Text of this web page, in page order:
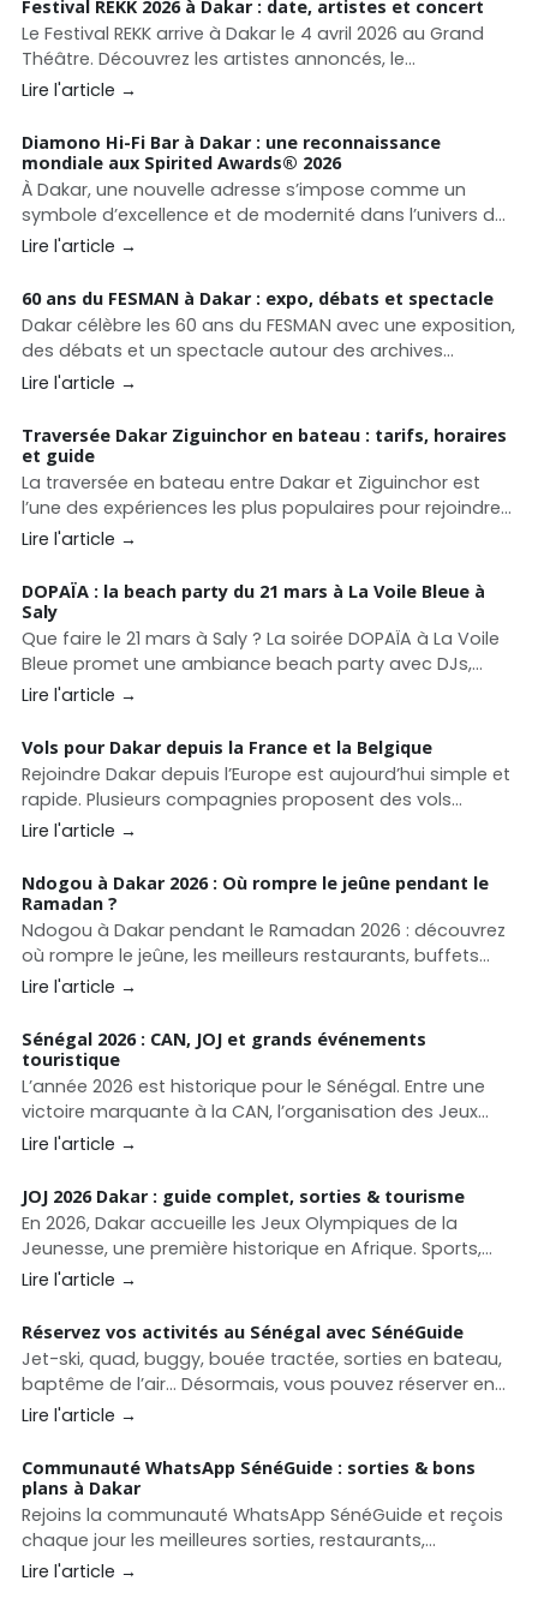
Festival REKK 2026 à Dakar : date, artistes et concert
Le Festival REKK arrive à Dakar le 4 avril 2026 au Grand
Théâtre. Découvrez les artistes annoncés, le
programme et toutes les informations pour assister à
Lire l'article →
Diamono Hi-Fi Bar à Dakar : une reconnaissance
mondiale aux Spirited Awards®️ 2026
À Dakar, une nouvelle adresse s’impose comme un
symbole d’excellence et de modernité dans l’univers de
la mixologie : le Diamono Hi-Fi Bar. Déjà reconnu pour
majeur en intégrant le Top 10 Middle East &amp; Africa
des prestigieux Spirited Awards®️ 2026
Lire l'article →
60 ans du FESMAN à Dakar : expo, débats et spectacle
Dakar célèbre les 60 ans du FESMAN avec une exposition,
des débats et un spectacle autour des archives
africaines. Un événement culturel majeur entre mémoire
Lire l'article →
Traversée Dakar Ziguinchor en bateau : tarifs, horaires
et guide
La traversée en bateau entre Dakar et Ziguinchor est
l’une des expériences les plus populaires pour rejoindre
la Casamance. Découvrez les horaires du ferry Aline
nos conseils pour préparer votre voyage.
Lire l'article →
DOPAÏA : la beach party du 21 mars à La Voile Bleue à
Saly
Que faire le 21 mars à Saly ? La soirée DOPAÏA à La Voile
Bleue promet une ambiance beach party avec DJs,
barbecue et fête face à l’océan sur la Petite Côte.
Lire l'article →
Vols pour Dakar depuis la France et la Belgique
Rejoindre Dakar depuis l’Europe est aujourd’hui simple et
rapide. Plusieurs compagnies proposent des vols
directs vers le Sénégal depuis Paris, Bruxelles et de
Lire l'article →
Ndogou à Dakar 2026 : Où rompre le jeûne pendant le
Ramadan ?
Ndogou à Dakar pendant le Ramadan 2026 : découvrez
où rompre le jeûne, les meilleurs restaurants, buffets
Ramadan, plats incontournables et prix pour réussir
Lire l'article →
Sénégal 2026 : CAN, JOJ et grands événements
touristique
L’année 2026 est historique pour le Sénégal. Entre une
victoire marquante à la CAN, l’organisation des Jeux
Olympiques de la Jeunesse à Dakar, et un calendrier
une destination touristique dynamique et attractive.
Lire l'article →
JOJ 2026 Dakar : guide complet, sorties & tourisme
En 2026, Dakar accueille les Jeux Olympiques de la
Jeunesse, une première historique en Afrique. Sports,
sites, culture, tourisme, sorties et bons plans : le guide
Lire l'article →
Réservez vos activités au Sénégal avec SénéGuide
Jet-ski, quad, buggy, bouée tractée, sorties en bateau,
baptême de l’air… Désormais, vous pouvez réserver en
quelques clics directement sur SénéGuide.
Lire l'article →
Communauté WhatsApp SénéGuide : sorties & bons
plans à Dakar
Rejoins la communauté WhatsApp SénéGuide et reçois
chaque jour les meilleures sorties, restaurants,
événements et bons plans à Dakar et au Sénégal.
Lire l'article →